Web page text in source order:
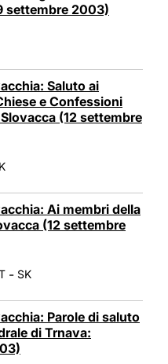
settembre 2003)
Saluto ai
e Confessioni
(12 settembre
Ai membri della
(12 settembre
- SK
Parole di saluto
di Trnava: